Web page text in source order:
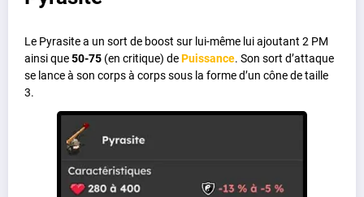
Le Pyrasite a un sort de boost sur lui-même lui ajoutant 2 PM
ainsi que50-75 (en critique) dePuissance. Son sort d’attaque
se lance à son corps à corps sous la forme d’un cône de taille
3.